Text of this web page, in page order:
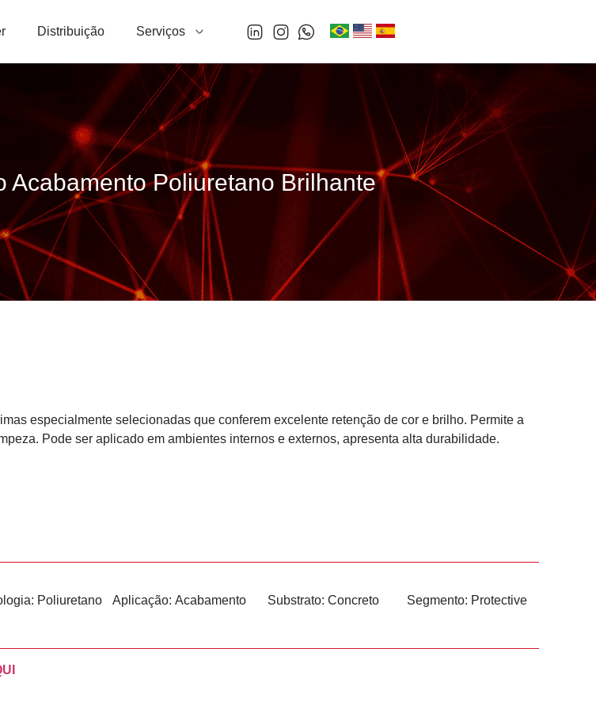
Distribuição Serviços
Acabamento Poliuretano Brilhante
especialmente selecionadas que conferem excelente retenção de cor e brilho. Permite a
Pode ser aplicado em ambientes internos e externos, apresenta alta durabilidade.
Poliuretano Aplicação: Acabamento Substrato: Concreto Segmento: Protective